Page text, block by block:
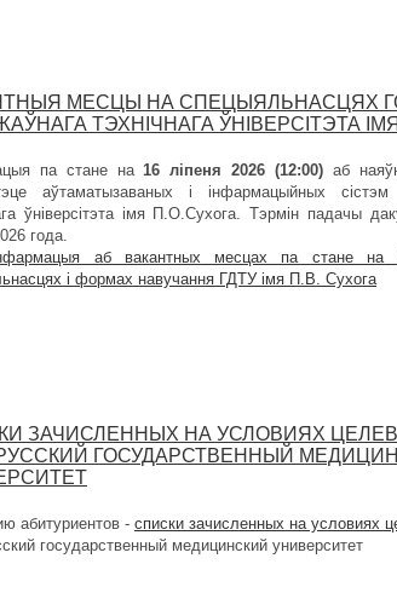
МЕСЦЫ НА СПЕЦЫЯЛЬНАСЦЯХ
ТЭХНІЧНАГА ЎНІВЕРСІТЭТА
па стане на 16 ліпеня 2026 (12:00)аб
аўтаматызаваных і інфармацыйных сістэм
ўніверсітэта імя П.О.Сухога. Тэрмін падачы
года.
аб вакантных месцах па стане на
і формах навучання ГДТУ імя П.В. Сухога
ЗАЧИСЛЕННЫХ НА УСЛОВИЯХ
ГОСУДАРСТВЕННЫЙ
абитуриентов - списки зачисленных на условиях
государственный медицинский университет